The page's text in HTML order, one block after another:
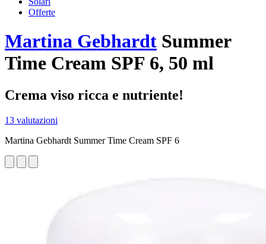
Offerte
Martina Gebhardt Summer
Time Cream SPF 6, 50 ml
Crema viso ricca e nutriente!
13 valutazioni
Martina Gebhardt Summer Time Cream SPF 6